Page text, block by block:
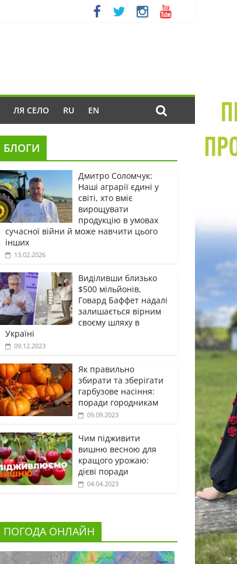
ЛЯ СЕЛО RU EN
БЛОГИ
Дмитро Соломчук:
Наші аграрії єдині у
світі, хто вміє
вирощувати
продукцію в умовах
сучасної війни й може навчити цього
інших
13.02.2026
Виділивши близько
$500 мільйонів,
Говард Баффет надалі
залишається вірним
своєму шляху в
Україні
09.12.2023
Як правильно
збирати та зберігати
гарбузове насіння:
поради городникам
09.09.2023
Чим підживити
вишню весною для
кращого урожаю:
дієві поради
04.04.2023
ПОГОДА ОНЛАЙН